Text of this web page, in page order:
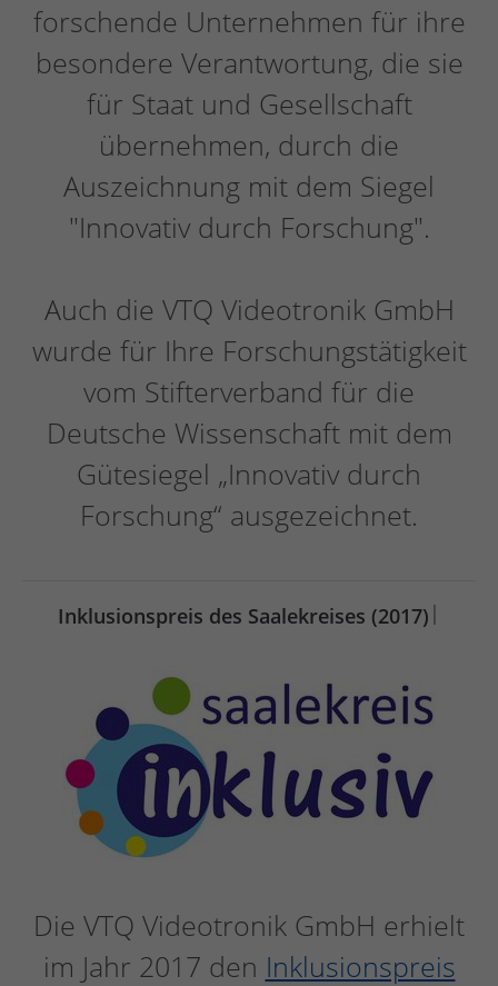
forschende Unternehmen für ihre
besondere Verantwortung, die sie
für Staat und Gesellschaft
übernehmen, durch die
Auszeichnung mit dem Siegel
"Innovativ durch Forschung".
Auch die VTQ Videotronik GmbH
wurde für Ihre Forschungstätigkeit
vom Stifterverband für die
Deutsche Wissenschaft mit dem
Gütesiegel „Innovativ durch
Forschung“ ausgezeichnet.
Inklusionspreis des Saalekreises (2017) |
Die VTQ Videotronik GmbH erhielt
im Jahr 2017 den Inklusionspreis